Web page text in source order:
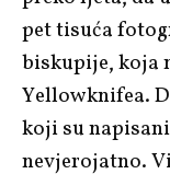
pet tisuća
biskupije, koja
Yellowknifea.
koji su
nevjerojatno.